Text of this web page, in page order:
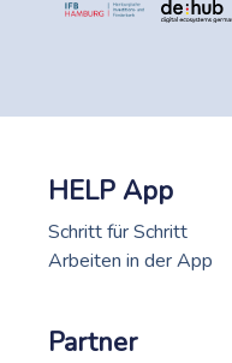
HELP App
Schritt für Schritt
Arbeiten in der App
Partner